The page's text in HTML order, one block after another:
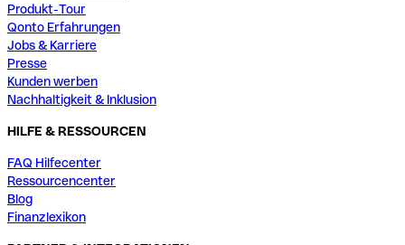
Produkt-Tour
Qonto Erfahrungen
Jobs & Karriere
Presse
Kunden werben
Nachhaltigkeit & Inklusion
HILFE & RESSOURCEN
FAQ Hilfecenter
Ressourcencenter
Blog
Finanzlexikon